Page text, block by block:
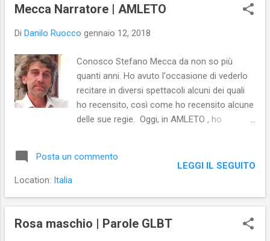
quando Facebook era una piattaforma
loro vecchi amici e farli restare in contatto.
cambiato mission e ha trascurando,
evidentemente, la sua ragion d’essere… In
questi ultimi anni, la piattaforma si è
trasformata, per milioni di persone, nella
principale fonte di notizie ( fake news a
Questo perché gli iscritti nelle loro bachech...
Mecca Narratore | AMLETO
Di Danilo Ruocco gennaio 12, 2018
Conosco Stefano Mecca da non so più
quanti anni. Ho avuto l'occasione di vederlo
recitare in diversi spettacoli alcuni dei quali
ho recensito, così come ho recensito alcune
delle sue regie. Oggi, in AMLETO , ho
Posta un commento
Location: Italia
LEGGI IL SEGUITO
Rosa maschio | Parole GLBT